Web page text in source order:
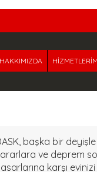
HAKKIMIZDA
başka bir
ve deprem
karşı